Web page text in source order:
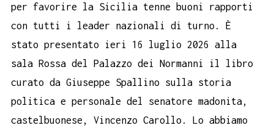
per favorire la Sicilia tenne buoni rapporti
con tutti i leader nazionali di turno. È
stato presentato ieri 16 luglio 2026 alla
sala Rossa del Palazzo dei Normanni il libro
curato da Giuseppe Spallino sulla storia
politica e personale del senatore madonita,
castelbuonese, Vincenzo Carollo. Lo abbiamo